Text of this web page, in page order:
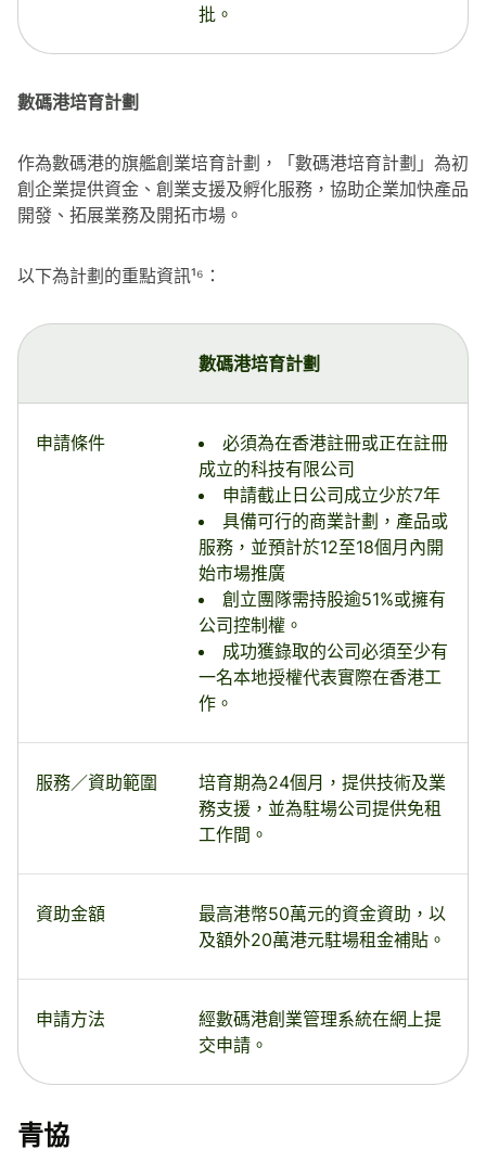
批。
數碼港培育計劃
作為數碼港的旗艦創業培育計劃，「數碼港培育計劃」為初
創企業提供資金、創業支援及孵化服務，協助企業加快產品
開發、拓展業務及開拓市場。
以下為計劃的重點資訊¹⁶：
數碼港培育計劃
申請條件
必須為在香港註冊或正在註冊
成立的科技有限公司
申請截止日公司成立少於7年
具備可行的商業計劃，產品或
服務，並預計於12至18個月內開
始市場推廣
創立團隊需持股逾51%或擁有
公司控制權。
成功獲錄取的公司必須至少有
一名本地授權代表實際在香港工
作。
服務／資助範圍
培育期為24個月，提供技術及業
務支援，並為駐場公司提供免租
工作間。
資助金額
最高港幣50萬元的資金資助，以
及額外20萬港元駐場租金補貼。
申請方法
經數碼港創業管理系統在網上提
交申請。
青協